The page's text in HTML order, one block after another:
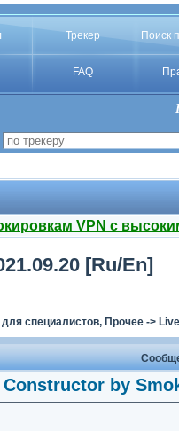
Трекер Поиск
FAQ
VPN с
[Ru/En]
специалистов, Прочее->
by